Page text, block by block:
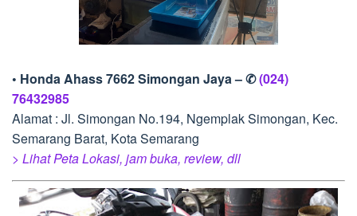
• Honda Ahass 7662 Simongan Jaya – ✆(024)
76432985
Alamat : Jl. Simongan No.194, Ngemplak Simongan, Kec.
Semarang Barat, Kota Semarang
> Lihat Peta Lokasi, jam buka, review, dll